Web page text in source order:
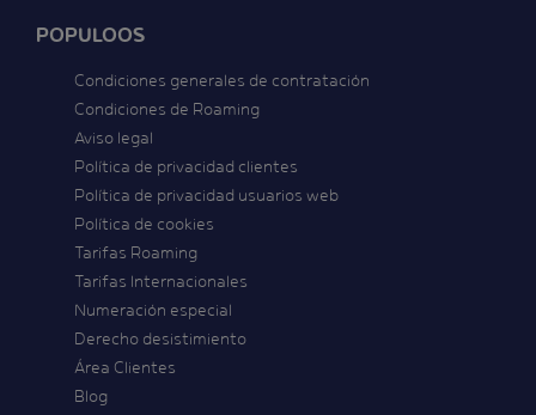
POPULOOS
Condiciones generales de contratación
Condiciones de Roaming
Aviso legal
Política de privacidad clientes
Política de privacidad usuarios web
Política de cookies
Tarifas Roaming
Tarifas Internacionales
Numeración especial
Derecho desistimiento
Área Clientes
Blog